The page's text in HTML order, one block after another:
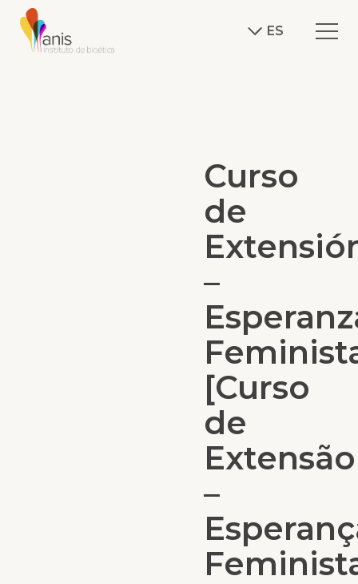
ES
Curso
de
–
[Curso
de
Extensão
–